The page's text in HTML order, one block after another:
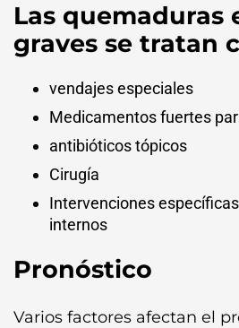
Las quemaduras
graves se tratan
vendajes especiales
Medicamentos fuertes
antibióticos tópicos
Cirugía
Intervenciones
internos
Pronóstico
Varios factores afectan el